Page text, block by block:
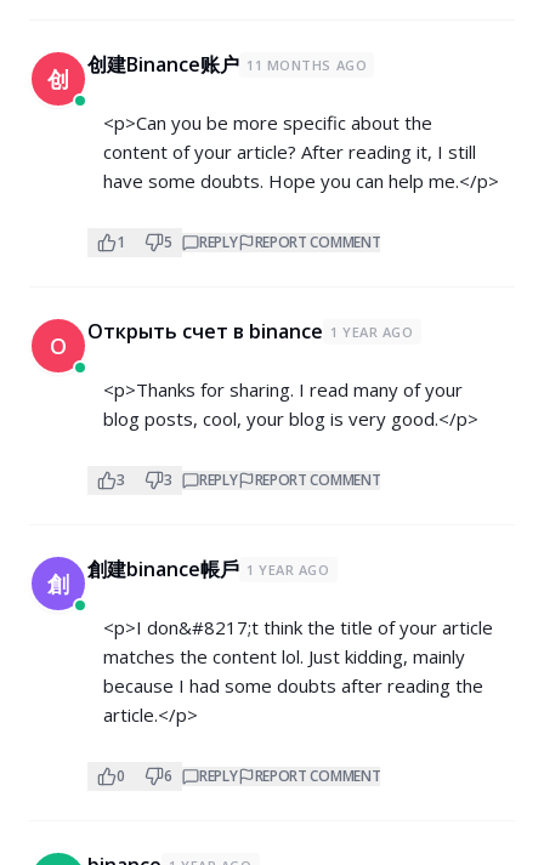
创 创建Binance账户 11 MONTHS AGO
<p>Can you be more specific about the
content of your article? After reading it, I still
have some doubts. Hope you can help me.</p>
1 5 REPLY REPORT COMMENT
О Открыть счет в binance 1 YEAR AGO
<p>Thanks for sharing. I read many of your
blog posts, cool, your blog is very good.</p>
3 3 REPLY REPORT COMMENT
創 創建binance帳戶 1 YEAR AGO
<p>I don&#8217;t think the title of your article
matches the content lol. Just kidding, mainly
because I had some doubts after reading the
article.</p>
0 6 REPLY REPORT COMMENT